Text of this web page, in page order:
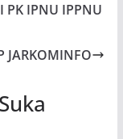
PK IPNU IPPNU
JARKOMINFO